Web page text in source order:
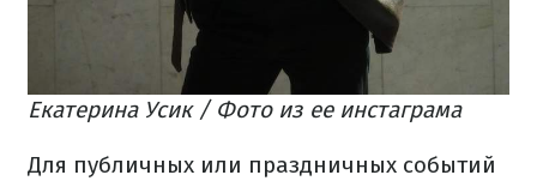
Екатерина Усик / Фото из ее инстаграма
Для публичных или праздничных событий